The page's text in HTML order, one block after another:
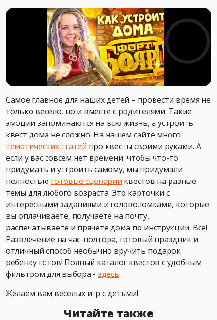
Самое главное для наших детей – провести время не
только весело, но и вместе с родителями. Такие
эмоции запоминаются на всю жизнь, а устроить
квест дома не сложно. На нашем сайте много
тематических статей про квесты своими руками. А
если у вас совсем нет времени, чтобы что-то
придумать и устроить самому, мы придумали
полностью готовые сценарии квестов на разные
темы для любого возраста. Это карточки с
интересными заданиями и головоломками, которые
вы оплачиваете, получаете на почту,
распечатываете и прячете дома по инструкции. Всё!
Развлечение на час-полтора, готовый праздник и
отличный способ необычно вручить подарок
ребенку готов! Полный каталог квестов с удобным
фильтром для выбора - здесь.
Желаем вам веселых игр с детьми!
Читайте также